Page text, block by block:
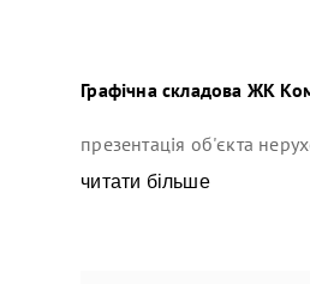
Графічна складова ЖК
презентація об'єкта
читати більше